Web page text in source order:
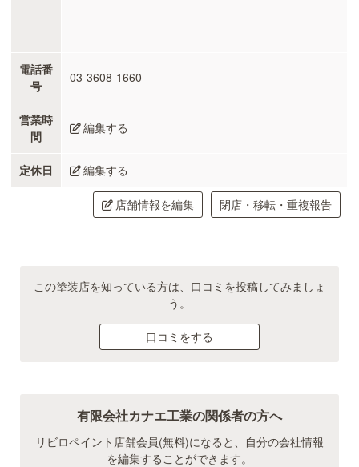
電話番
号
03-3608-1660
営業時
間
編集する
定休日 編集する
店舗情報を編集 閉店・移転・重複報告
この塗装店を知っている方は、口コミを投稿してみましょ
う。
口コミをする
有限会社カナエ工業の関係者の方へ
リビロペイント店舗会員(無料)になると、自分の会社情報
を編集することができます。